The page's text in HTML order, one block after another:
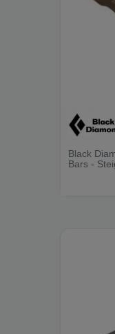
Black
Bars -